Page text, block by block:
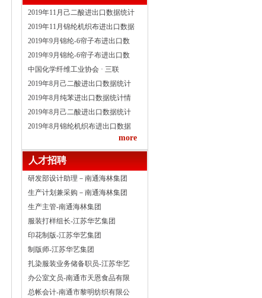
2019年11月己二酸进出口数据统计
2019年11月锦纶机织布进出口数据
2019年9月锦纶-6帘子布进出口数
2019年9月锦纶-6帘子布进出口数
中国化学纤维工业协会 · 三联
2019年8月己二酸进出口数据统计
2019年8月纯苯进出口数据统计情
2019年8月己二酸进出口数据统计
2019年8月锦纶机织布进出口数据
more
人才招聘
研发部设计助理－南通海林集团
生产计划兼采购－南通海林集团
生产主管-南通海林集团
服装打样组长-江苏华艺集团
印花制版-江苏华艺集团
制版师-江苏华艺集团
扎染服装业务储备职员-江苏华艺
办公室文员-南通市天恩食品有限
总帐会计-南通市黎明纺织有限公